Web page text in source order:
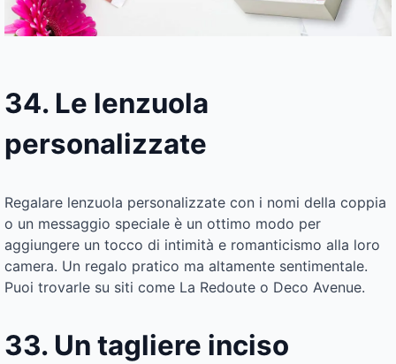
34. Le lenzuola
personalizzate
Regalare lenzuola personalizzate con i nomi della coppia
o un messaggio speciale è un ottimo modo per
aggiungere un tocco di intimità e romanticismo alla loro
camera. Un regalo pratico ma altamente sentimentale.
Puoi trovarle su siti come La Redoute o Deco Avenue.
33. Un tagliere inciso